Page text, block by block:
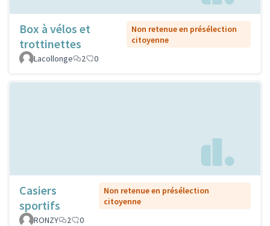
Box à vélos et
trottinettes
Non retenue en présélection
citoyenne
Lacollonge
2 0
Casiers
sportifs
Non retenue en présélection
citoyenne
RONZY
2 0